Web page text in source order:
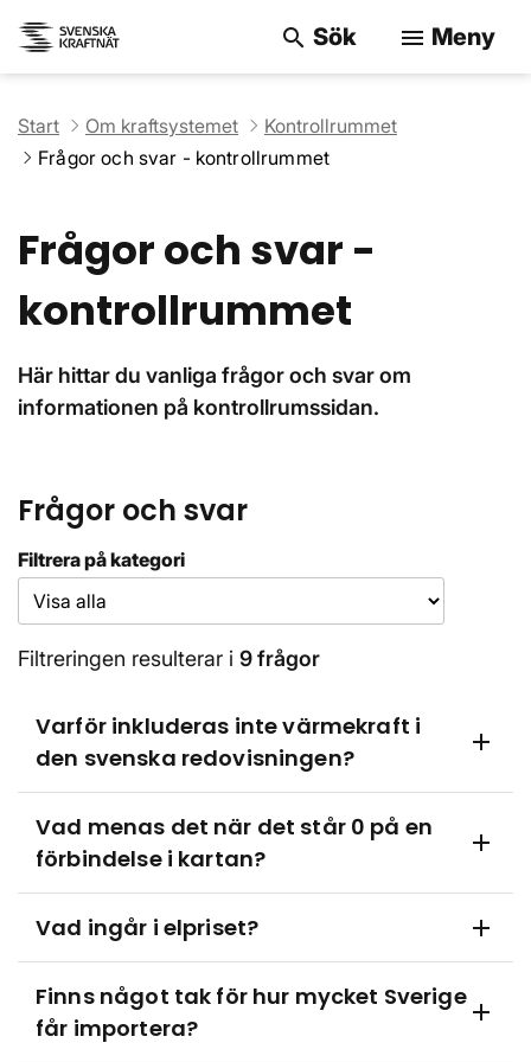
search Sök menu Meny
Start Om kraftsystemet
Kontrollrummet
Frågor och svar - kontrollrummet
Frågor och svar -
kontrollrummet
Här hittar du vanliga frågor och svar om
informationen på kontrollrumssidan.
Frågor och svar
Filtrera på kategori
Filtreringen resulterar i 9 frågor
Varför inkluderas inte värmekraft i
den svenska redovisningen?
add
ospecificerat, eftersom den inte rapporteras
separat till Transparency Platform, som är den
Vad menas det när det står 0 på en
förbindelse i kartan?
add
att vi inte får data från Statnett som hostar
Vad ingår i elpriset? add
(MWh). Priset gäller för den aktuella timmen
och sätts på den nordiska elbörsen dagen
Finns något tak för hur mycket Sverige
får importera?
add